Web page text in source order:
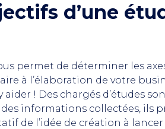
d’une
permet de déterminer les
à l’élaboration de votre
aider ! Des chargés d’études
informations collectées, ils
de l’idée de création à